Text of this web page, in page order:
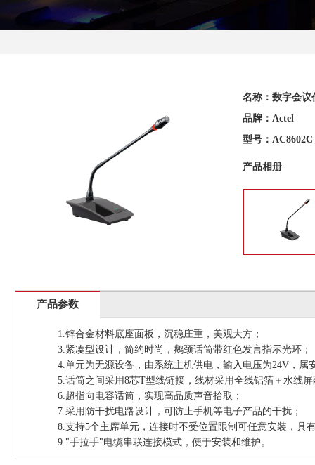
名称：数字会议
品牌：Actel
型号：AC8602C
产品相册
产品参数
1.锌合金材料底座面板，沉稳庄重，美观大方；
3.紧凑型设计，简约时尚，鹅颈话筒带红色发言指示光环；
4.单元为无源设备，由系统主机供电，输入电压为24V，属
5.话筒之间采用8芯T型线链接，线材采用全线铝箔＋水线
6.超指向电容话筒，实现高品质声音拾取；
7.采用防干扰电路设计，可防止手机等电子产品的干扰；
8.支持5个主席单元，连接时不受位置限制可任意安装，
9."手拉手"电缆串联连接模式，便于安装和维护。